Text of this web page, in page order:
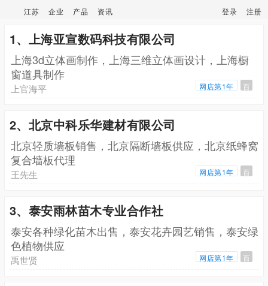
江苏 企业 产品 资讯 登录 注册
1、上海亚宣数码科技有限公司
上海3d立体画制作，上海三维立体画设计，上海橱
窗道具制作
上官海平 网店第1年 百
2、北京中科乐华建材有限公司
北京轻质墙板销售，北京隔断墙板供应，北京纸蜂窝
复合墙板代理
王先生 网店第1年 百
3、泰安雨林苗木专业合作社
泰安各种绿化苗木出售，泰安花卉园艺销售，泰安绿
色植物供应
禹世贤 网店第1年 百